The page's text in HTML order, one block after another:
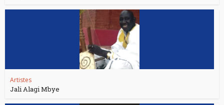
Artistes
Jali Alagi Mbye